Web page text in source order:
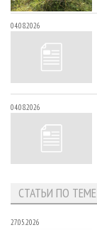
04.08.2026
04.08.2026
СТАТЬИ ПО ТЕМЕ
27.05.2026